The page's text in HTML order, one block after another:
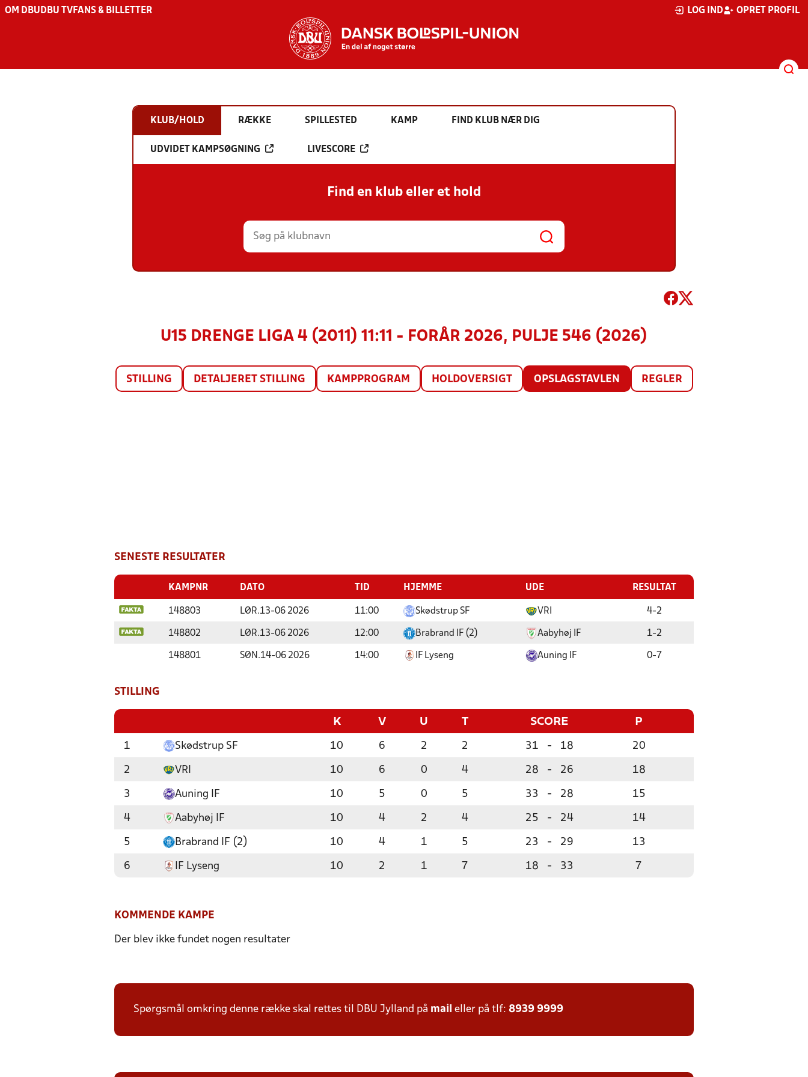
OM DBU DBU TV FANS & BILLETTER LOG IND OPRET PROFIL
KLUB/HOLD RÆKKE SPILLESTED KAMP FIND KLUB NÆR DIG
UDVIDET KAMPSØGNING LIVESCORE
Find en klub eller et hold
U15 DRENGE LIGA 4 (2011) 11:11 - FORÅR 2026, PULJE 546 (2026)
STILLING DETALJERET STILLING KAMPPROGRAM HOLDOVERSIGT OPSLAGSTAVLEN REGLER
SENESTE RESULTATER
KAMPNR DATO TID HJEMME UDE RESULTAT
148803 LØR.13-06 2026 11:00 Skødstrup SF VRI 4-2
148802 LØR.13-06 2026 12:00 Brabrand IF (2) Aabyhøj IF 1-2
148801 SØN.14-06 2026 14:00 IF Lyseng Auning IF 0- 7
STILLING
K V U T SCORE P
1 Skødstrup SF 10 6 2 2 31 - 18 20
2 VRI 10 6 0 4 28 - 26 18
3 Auning IF 10 5 0 5 33 - 28 15
4 Aabyhøj IF 10 4 2 4 25 - 24 14
5 Brabrand IF (2) 10 4 1 5 23 - 29 13
6 IF Lyseng 10 2 1 7 18 - 33 7
KOMMENDE KAMPE
Der blev ikke fundet nogen resultater
Spørgsmål omkring denne række skal rettes til DBU Jylland på mail eller på tlf: 8939 9999